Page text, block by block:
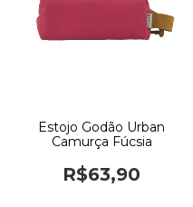
Estojo Godão Urban
Camurça Fúcsia
R$63,90